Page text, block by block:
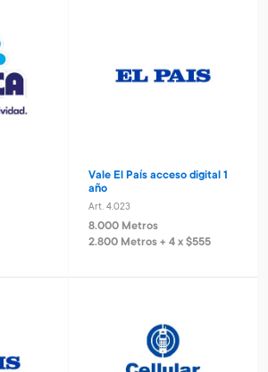
Vale El País acceso digital 1
año
Art. 4.023
8.000 Metros
2.800 Metros + 4 x $555